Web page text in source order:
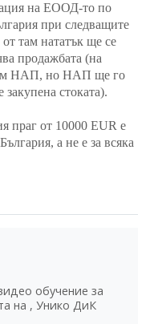
на ЕООД-то по
при следващите
там нататък ще се
продажбата (на
НАП, но НАП ще го
закупена стоката).
праг от 10000 EUR е
а не е за всяка
обучение за
на , Унико ДиК